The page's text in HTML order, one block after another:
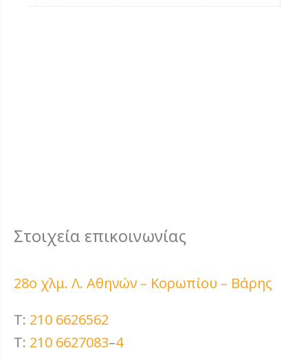
Στοιχεία επικοινωνίας
28ο χλμ. Λ. Αθηνών – Κορωπίου – Βάρης
T: 210 6626562
T: 210 6627083–4